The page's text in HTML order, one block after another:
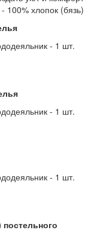
хлопок (бязь)
- 1 шт.
- 1 шт.
- 1 шт.